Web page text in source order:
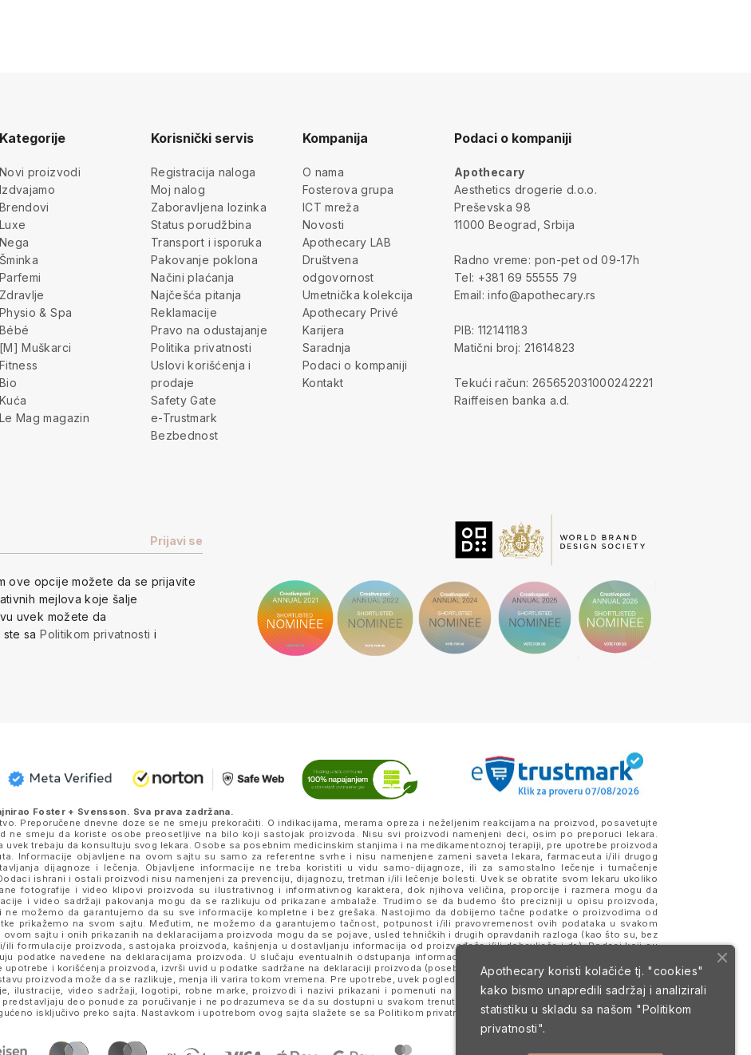
Kategorije
Novi proizvodi
Izdvajamo
Brendovi
Luxe
Nega
Šminka
Parfemi
Zdravlje
Physio & Spa
Bébé
[M] Muškarci
Fitness
Bio
Kuća
Le Mag magazin
Korisnički servis
Registracija naloga
Moj nalog
Zaboravljena lozinka
Status porudžbina
Transport i isporuka
Pakovanje poklona
Načini plaćanja
Najčešća pitanja
Reklamacije
Pravo na odustajanje
Politika privatnosti
Uslovi korišćenja i
prodaje
Safety Gate
e-Trustmark
Bezbednost
Kompanija
O nama
Fosterova grupa
ICT mreža
Novosti
Apothecary LAB
Društvena
odgovornost
Umetnička kolekcija
Apothecary Privé
Karijera
Saradnja
Podaci o kompaniji
Kontakt
Podaci o kompaniji
Apothecary
Aesthetics drogerie d.o.o.
Preševska 98
11000 Beograd, Srbija
Radno vreme: pon-pet od 09-17h
Tel: +381 69 55555 79
Email: info@apothecary.rs
PIB: 112141183
Matični broj: 21614823
Tekući račun: 265652031000242221
Raiffeisen banka a.d.
ove opcije možete da se prijavite
mejlova koje šalje
uvek možete da
ste saPolitikom privatnosti i
Foster + Svensson. Sva prava zadržana.
Preporučene dnevne doze se ne smeju prekoračiti. O indikacijama, merama opreza i neželjenim reakcijama na proizvod, posavetujte
ne smeju da koriste osobe preosetljive na bilo koji sastojak proizvoda. Nisu svi proizvodi namenjeni deci, osim po preporuci lekara.
trebaju da konsultuju svog lekara. Osobe sa posebnim medicinskim stanjima i na medikamentoznoj terapiji, pre upotrebe proizvoda
Informacije objavljene na ovom sajtu su samo za referentne svrhe i nisu namenjene zameni saveta lekara, farmaceuta i/ili drugog
dijagnoze i lečenja. Objavljene informacije ne treba koristiti u vidu samo-dijagnoze, ili za samostalno lečenje i tumačenje
ishrani i ostali proizvodi nisu namenjeni za prevenciju, dijagnozu, tretman i/ili lečenje bolesti. Uvek se obratite svom lekaru ukoliko
fotografije i video klipovi proizvoda su ilustrativnog i informativnog karaktera, dok njihova veličina, proporcije i razmera mogu da
i video sadržaji pakovanja mogu da se razlikuju od prikazane ambalaže. Trudimo se da budemo što precizniji u opisu proizvoda,
možemo da garantujemo da su sve informacije kompletne i bez grešaka. Nastojimo da dobijemo tačne podatke o proizvodima od
prikažemo na svom sajtu. Međutim, ne možemo da garantujemo tačnost, potpunost i/ili pravovremenost ovih podataka u svakom
sajtu i onih prikazanih na deklaracijama proizvoda mogu da se pojave, usled tehničkih i drugih opravdanih razloga (kao što su, bez
ili formulacije proizvoda, sastojaka proizvoda, kašnjenja u dostavljanju informacija od proizvođača i/ili dobavljača i dr.). Podaci koji su
podatke navedene na deklaracijama proizvoda. U slučaju eventualnih odstupanja informacija, merodavne su one koje se nalaze na
upotrebe i korišćenja proizvoda, izvrši uvid u podatke sadržane na deklaraciji proizvoda (posebno na eventualno prisustvo alergena) i da
proizvoda može da se razlikuje, menja ili varira tokom vremena. Pre upotrebe, uvek pogledajte deklaraciju i pakovanje proizvoda koje
ilustracije, video sadržaji, logotipi, robne marke, proizvodi i nazivi prikazani i pomenuti na sajtu mogu da budu ili jesu zaštitni znaci
deo ponude za poručivanje i ne podrazumeva se da su dostupni u svakom trenutku. Sve cene su izražene u dinarima (RSD)
isključivo preko sajta. Nastavkom i upotrebom ovog sajta slažete se sa Politikom privatnosti iUslovima korišćenja i prodaje.
Apothecary koristi kolačiće tj. "cookies"
kako bismo unapredili sadržaj i analizirali
statistiku u skladu sa našom "Politikom
privatnosti".